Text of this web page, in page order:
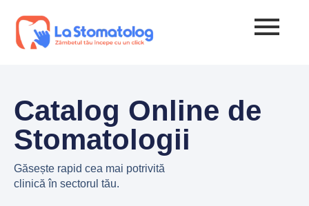
Catalog Online de
Stomatologii
Găsește rapid cea mai potrivită
clinică în sectorul tău.